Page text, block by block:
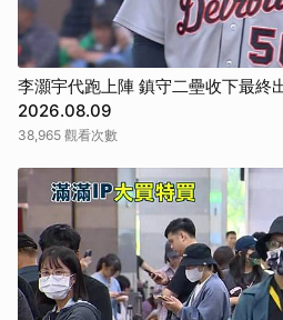
李灝宇代跑上陣 鎮守二壘收下最終
2026.08.09
38,965 觀看次數
取消